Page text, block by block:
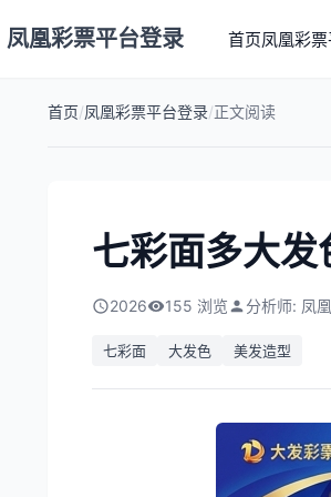
凤凰彩票平台登录 首页凤凰彩
首页/凤凰彩票平台登录/正文阅读
七彩面多大发
2026 155 浏览 分析师: 凤
七彩面 大发色 美发造型